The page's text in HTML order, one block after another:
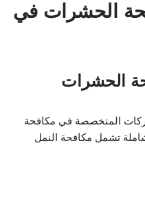
الحشرات في
المتخصصة في مكافحة
تشمل مكافحة النمل